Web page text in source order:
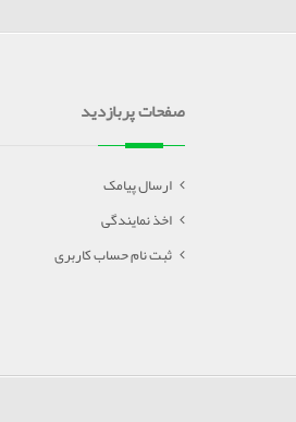
صفحات پربازدید
ارسال پیامک
اخذ نمایندگی
ثبت نام حساب کاربری